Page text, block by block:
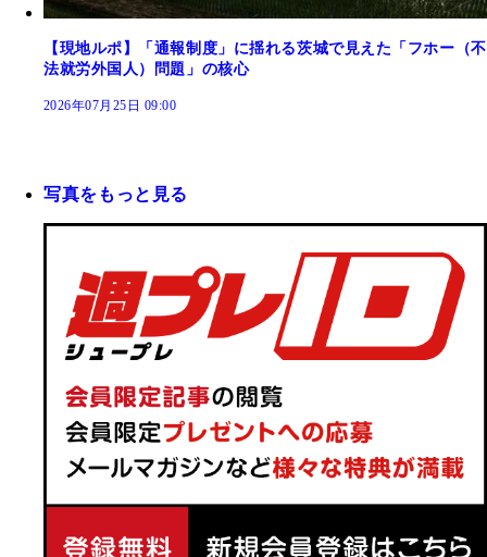
【現地ルポ】「通報制度」に揺れる茨城で見えた「フホー（不
法就労外国人）問題」の核心
2026年07月25日 09:00
写真をもっと見る